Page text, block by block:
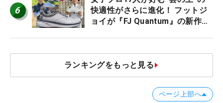
6
快適性がさらに進化！ フットジ
ョイが『FJ Quantum』の新作を
ランキングをもっと見る
ページ上部へ